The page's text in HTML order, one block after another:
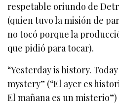
respetable oriundo de
(quien tuvo la misión de
no tocó porque la
que pidió para tocar).
“Yesterday is history.
mystery” (“El ayer es
El mañana es un